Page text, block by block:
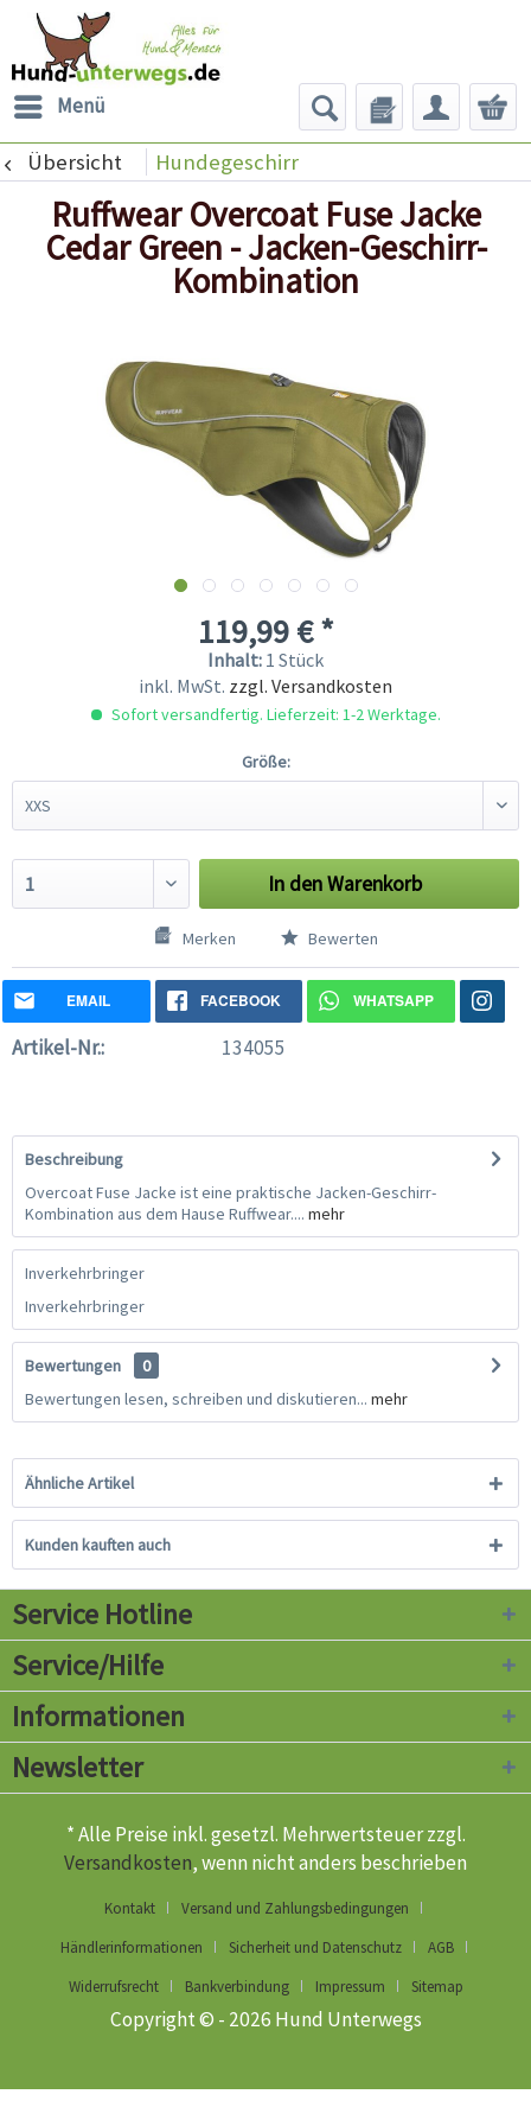
Menü
Übersicht Hundegeschirr
Ruffwear Overcoat Fuse Jacke
Cedar Green - Jacken-Geschirr-
Kombination
119,99 € *
Inhalt: 1 Stück
inkl. MwSt. zzgl. Versandkosten
Sofort versandfertig. Lieferzeit: 1-2 Werktage.
Größe:
In denWarenkorb
Merken Bewerten
EMAIL FACEBOOK WHATSAPP
Artikel-Nr.: 134055
Beschreibung
Overcoat Fuse Jacke ist eine praktische Jacken-Geschirr-
Kombination aus dem Hause Ruffwear.... mehr
Inverkehrbringer
Inverkehrbringer
Bewertungen
0
Bewertungen lesen, schreiben und diskutieren... mehr
Ähnliche Artikel
Kunden kauften auch
Service Hotline
Service/Hilfe
Informationen
Newsletter
* Alle Preise inkl. gesetzl. Mehrwertsteuer zzgl.
Versandkosten, wenn nicht anders beschrieben
Kontakt
Versand und Zahlungsbedingungen
Händlerinformationen
Sicherheit und Datenschutz
AGB
Widerrufsrecht
Bankverbindung Impressum Sitemap
Copyright © - 2026 Hund Unterwegs